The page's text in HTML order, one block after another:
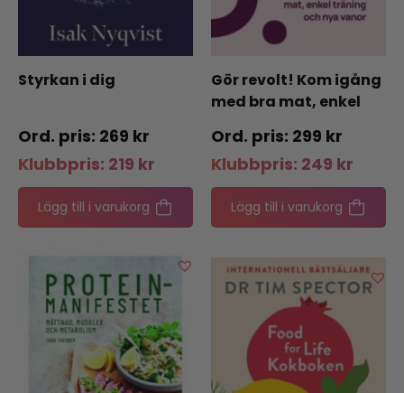
Styrkan i dig
269 kr
Klubbpris: 219 kr
Lägg till i varukorg
Gör revolt! Kom igång
med bra mat, enkel
299 kr
Klubbpris: 249 kr
Lägg till i varukorg